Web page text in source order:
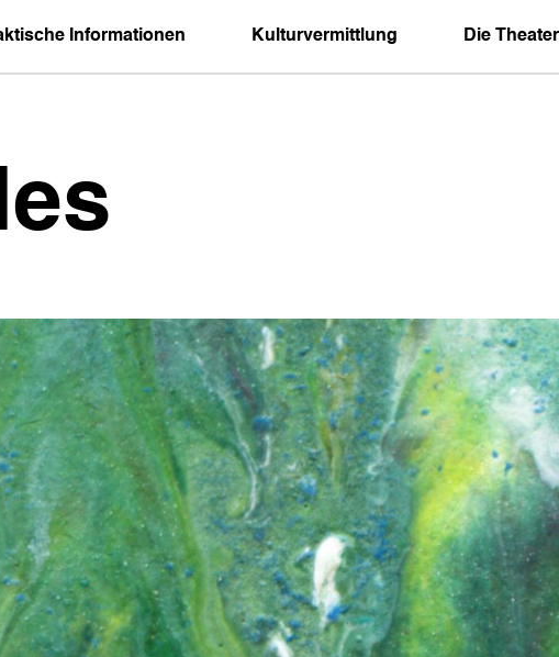
Informationen Kulturvermittlung Die Theater